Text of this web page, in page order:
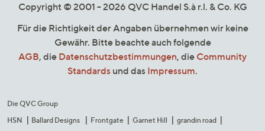
Copyright © 2001 - 2026 QVC Handel S.à r.l. & Co. KG
Für die Richtigkeit der Angaben übernehmen wir keine
Gewähr. Bitte beachte auch folgende
AGB, die Datenschutzbestimmungen, die Community
Standards und das Impressum.
Die QVC Group
HSN
Ballard Designs Frontgate Garnet Hill
grandin road